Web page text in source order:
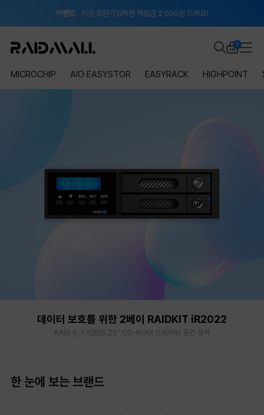
이벤트 지금 회원가입하면 적립금 2,000원 드려요!
공지 0
MICROCHIP AIO·EASYSTOR EASYRACK HIGHPOINT
데이터 보호를 위한 2베이 RAIDKIT iR2022
RAID 0, 1 지원/5.25" CD-ROM 드라이브 공간 장착
한 눈에 보는 브랜드